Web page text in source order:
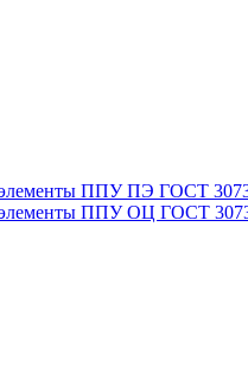
элементы ППУ ПЭ ГОСТ
элементы ППУ ОЦ ГОСТ